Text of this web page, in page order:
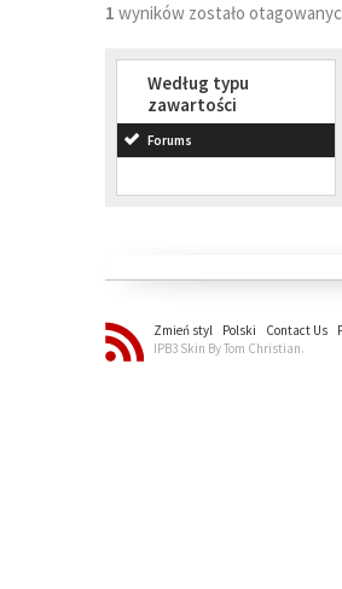
1 wyników zostało
Według typu
zawartości
Forums
Zmień styl Polski Contact Us
IPB3 Skin By Tom Christian.